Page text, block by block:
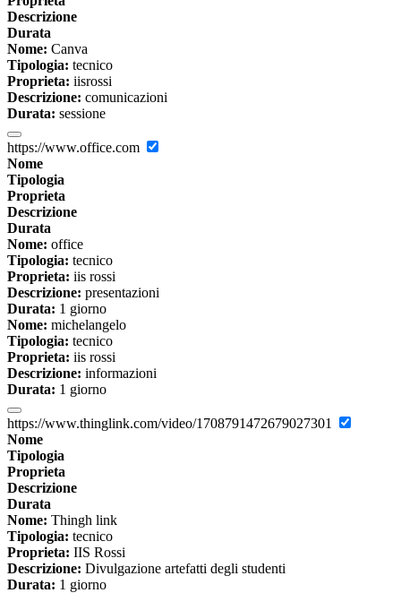
Descrizione
Durata
Nome: Canva
Tipologia: tecnico
Proprieta: iisrossi
Descrizione: comunicazioni
Durata: sessione
https://www.office.com
Nome
Tipologia
Proprieta
Descrizione
Durata
Nome: office
Tipologia: tecnico
Proprieta: iis rossi
Descrizione: presentazioni
Durata: 1 giorno
Nome: michelangelo
Tipologia: tecnico
Proprieta: iis rossi
Descrizione: informazioni
Durata: 1 giorno
https://www.thinglink.com/video/1708791472679027301
Nome
Tipologia
Proprieta
Descrizione
Durata
Nome: Thingh link
Tipologia: tecnico
Proprieta: IIS Rossi
Descrizione: Divulgazione artefatti degli studenti
Durata: 1 giorno